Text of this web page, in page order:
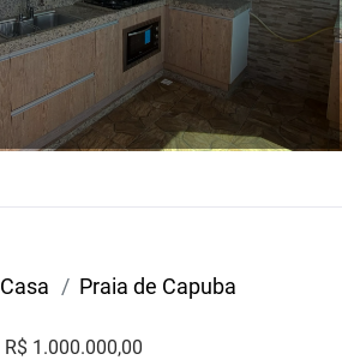
Casa Praia de Capuba
R$ 1.000.000,00